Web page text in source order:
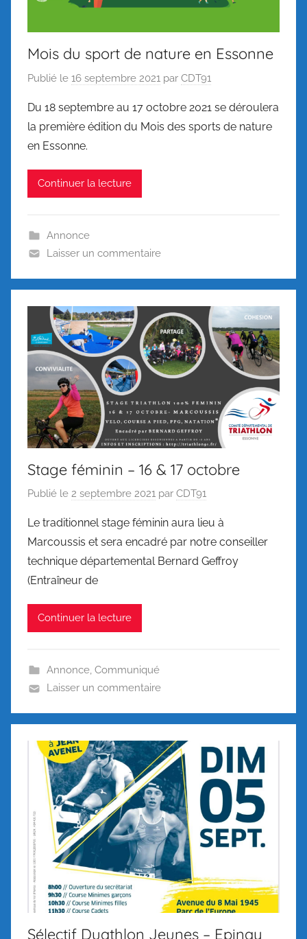
Mois du sport de nature en Essonne
Publié le 16 septembre 2021 par CDT91
Du 18 septembre au 17 octobre 2021 se déroulera
la première édition du Mois des sports de nature
en Essonne.
Continuer la lecture
Annonce
Laisser un commentaire
Stage féminin – 16 & 17 octobre
Publié le 2 septembre 2021 par CDT91
Le traditionnel stage féminin aura lieu à
Marcoussis et sera encadré par notre conseiller
technique départemental Bernard Geffroy
(Entraîneur de
Continuer la lecture
Annonce, Communiqué
Laisser un commentaire
Sélectif Duathlon Jeunes – Epinay